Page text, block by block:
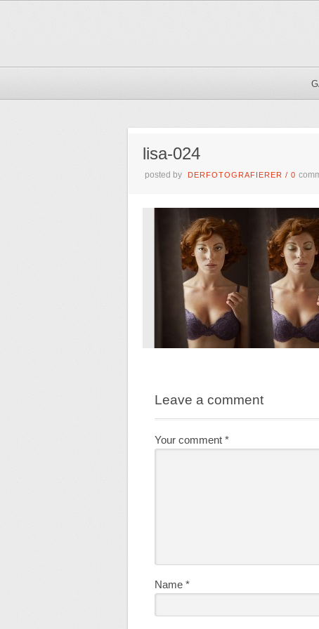
lisa-024
posted by DERFOTOGRAFIERER / 0
Leave a comment
Your comment*
Name*